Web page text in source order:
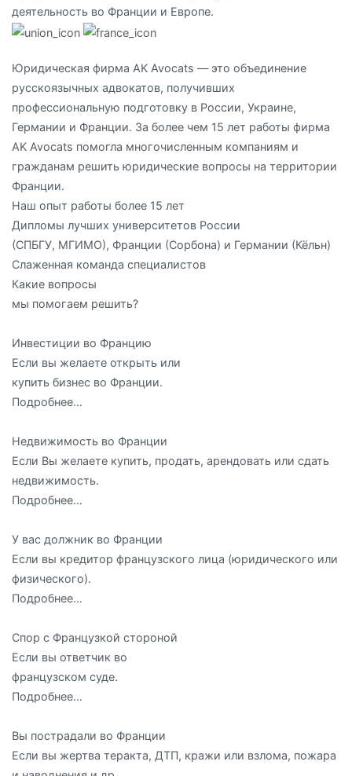
деятельность во Франции и Европе.
Юридическая фирма AK Avocats — это объединение
русскоязычных адвокатов, получивших
профессиональную подготовку в России, Украине,
Германии и Франции. За более чем 15 лет работы фирма
AK Avocats помогла многочисленным компаниям и
гражданам решить юридические вопросы на территории
Франции.
Наш опыт работы более 15 лет
Дипломы лучших университетов России
(СПБГУ, МГИМО), Франции (Сорбона) и Германии (Кёльн)
Слаженная команда специалистов
Какие вопросы
мы помогаем решить?
Инвестиции во Францию
Если вы желаете открыть или
купить бизнес во Франции.
Подробнее…
Недвижимость во Франции
Если Вы желаете купить, продать, арендовать или сдать
недвижимость.
Подробнее…
У вас должник во Франции
Если вы кредитор французского лица (юридического или
физического).
Подробнее…
Спор с Французкой стороной
Если вы ответчик во
французском суде.
Подробнее…
Вы пострадали во Франции
Если вы жертва теракта, ДТП, кражи или взлома, пожара